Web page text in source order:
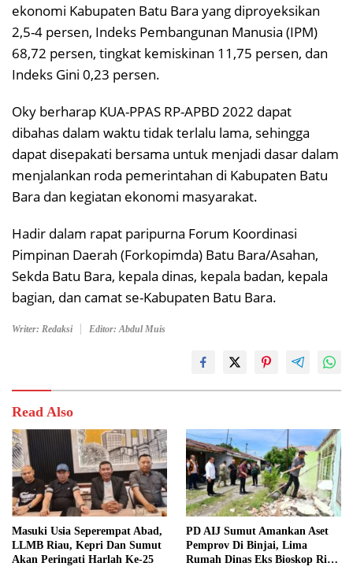
ekonomi Kabupaten Batu Bara yang diproyeksikan
2,5-4 persen, Indeks Pembangunan Manusia (IPM)
68,72 persen, tingkat kemiskinan 11,75 persen, dan
Indeks Gini 0,23 persen.
Oky berharap KUA-PPAS RP-APBD 2022 dapat
dibahas dalam waktu tidak terlalu lama, sehingga
dapat disepakati bersama untuk menjadi dasar dalam
menjalankan roda pemerintahan di Kabupaten Batu
Bara dan kegiatan ekonomi masyarakat.
Hadir dalam rapat paripurna Forum Koordinasi
Pimpinan Daerah (Forkopimda) Batu Bara/Asahan,
Sekda Batu Bara, kepala dinas, kepala badan, kepala
bagian, dan camat se-Kabupaten Batu Bara.
Writer: Redaksi Editor: Abdul Muis
Read Also
Masuki Usia Seperempat Abad,
LLMB Riau, Kepri Dan Sumut
Akan Peringati Harlah Ke-25
PD AIJ Sumut Amankan Aset
Pemprov Di Binjai, Lima
Rumah Dinas Eks Bioskop Ria